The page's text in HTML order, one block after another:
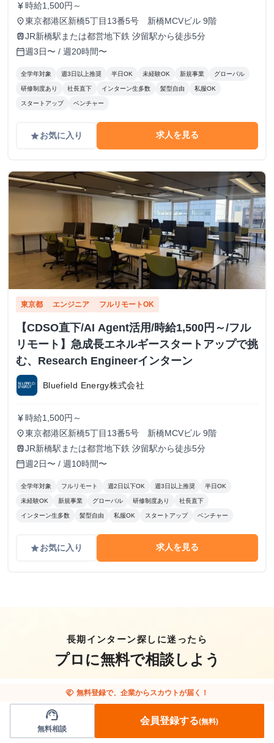
currency_yen 時給1,500円～
place東京都港区新橋5丁目13番5号 新橋MCVビル 9階
trainJR新橋駅または都営地下鉄 汐留駅から徒歩5分
calendar_today週3日〜 / 週20時間〜
全学年対象 週3日以上推奨 半日OK 未経験OK 新規事業 グローバル
研修制度あり 社長直下 インターン生多数 髪型自由 私服OK
スタートアップ ベンチャー
gradeお気に入り 求人を見る
東京都 エンジニア フルリモートOK
【CDSO直下/AI Agent活用/時給1,500円～/フル
リモート】急成長エネルギースタートアップで挑
む、Research Engineerインターン
Bluefield Energy株式会社
currency_yen 時給1,500円～
place東京都港区新橋5丁目13番5号 新橋MCVビル 9階
trainJR新橋駅または都営地下鉄 汐留駅から徒歩5分
calendar_today週2日〜 / 週10時間〜
全学年対象 フルリモート 週2日以下OK 週3日以上推奨 半日OK
未経験OK 新規事業 グローバル 研修制度あり 社長直下
インターン生多数 髪型自由 私服OK スタートアップ ベンチャー
gradeお気に入り 求人を見る
長期インターン探しに迷ったら
プロに無料で相談しよう
handshake 無料登録で、企業からスカウトが届く！
support_agent
無料相談
会員登録する(無料)